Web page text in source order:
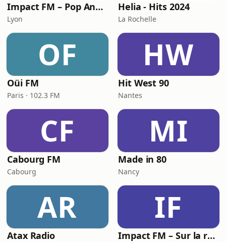
Impact FM – Pop Anglaise
Lyon
Helia - Hits 2024
La Rochelle
OF
Oüi FM
Paris · 102.3 FM
HW
Hit West 90
Nantes
CF
Cabourg FM
Cabourg
MI
Made in 80
Nancy
AR
Atax Radio
IF
Impact FM – Sur la route